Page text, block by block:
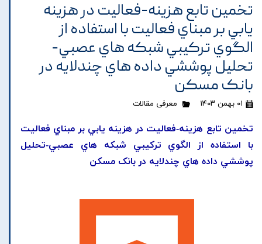
تخمين تابع هزينه-فعاليت در هزينه
يابي بر مبناي فعاليت با استفاده از
الگوي ترکيبي شبکه هاي عصبي-
تحليل پوششي داده هاي چندلايه در
بانک مسکن
۰۱ بهمن ۱۴۰۳ معرفی مقالات
تخمين تابع هزينه-فعاليت در هزينه يابي بر مبناي فعاليت
با استفاده از الگوي ترکيبي شبکه هاي عصبي-تحليل
پوششي داده هاي چندلايه در بانک مسکن